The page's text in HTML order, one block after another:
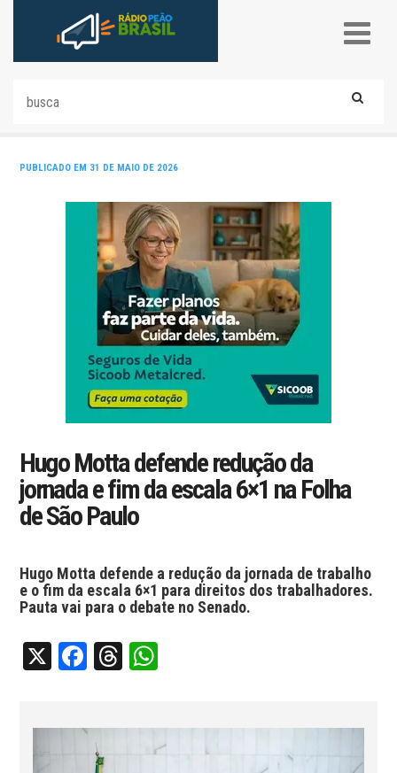
PUBLICADO EM 31 DE MAIO DE 2026
Hugo Motta defende redução da
jornada e fim da escala 6×1 na Folha
de São Paulo
Hugo Motta defende a redução da jornada de trabalho
e o fim da escala 6×1 para direitos dos trabalhadores.
Pauta vai para o debate no Senado.
X Facebook
Threads